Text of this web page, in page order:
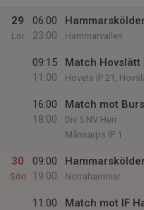
29
Lör
06:00
23:00
Hammarvallen
09:15
11:00
Match Hovslätt
Hovets IP 21,
16:00
18:00
Match mot
Div 5 NV Herr
Månsarps IP 1
30
Sön
09:00
19:00
Norrahammar
11:00
Match mot IF